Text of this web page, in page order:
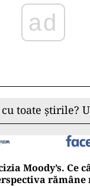
ad
toate știrile?
Moody’s. Ce
rămâne